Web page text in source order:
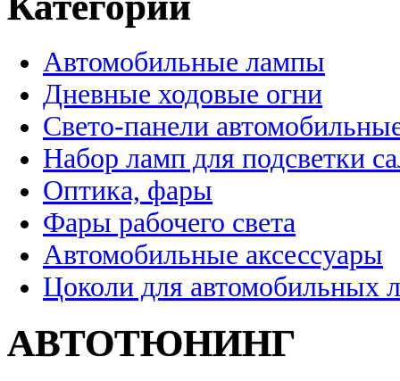
Автомобильные лампы
Дневные ходовые огни
Свето-панели
Набор ламп для подсветки
Оптика, фары
Фары рабочего света
Автомобильные аксессуары
Цоколи для автомобильных
АВТОТЮНИНГ